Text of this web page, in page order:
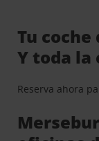
Tu
Y toda
Reserva ahora